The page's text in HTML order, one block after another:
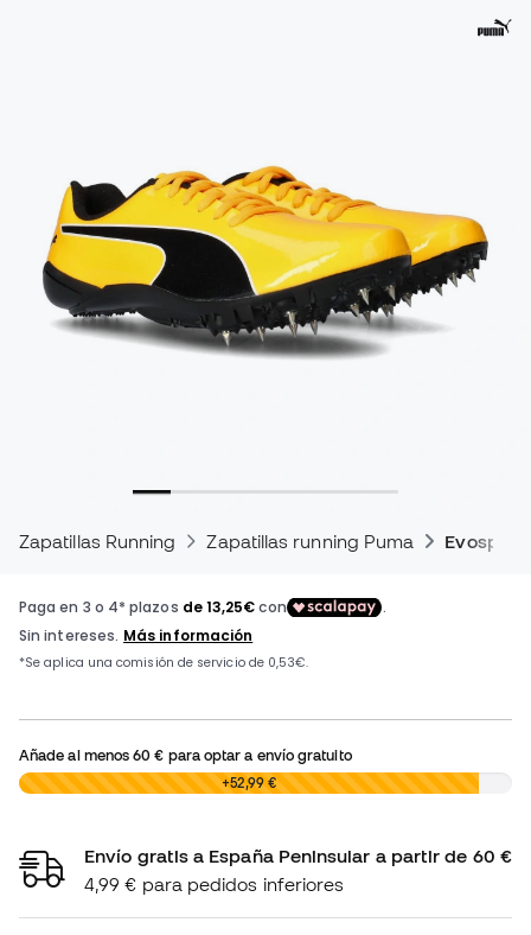
Zapatillas Running Zapatillas running Puma Evospeed
Añade al menos60 € para optar a envío gratuito
0,00 € +52,99 €
Envío gratis a España Peninsular a partir de 60 €
4,99 € para pedidos inferiores